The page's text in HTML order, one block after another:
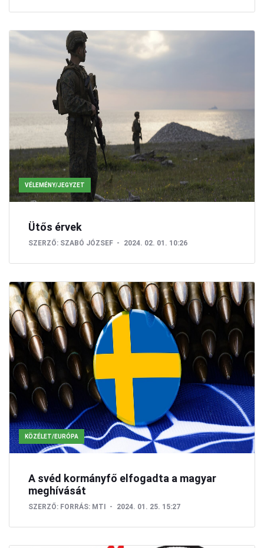
VÉLEMÉNY/JEGYZET
Ütős érvek
SZERZŐ: SZABÓ JÓZSEF 2024. 02. 01. 10:26
KÖZÉLET/EURÓPA
A svéd kormányfő elfogadta a magyar
meghívását
SZERZŐ: FORRÁS: MTI 2024. 01. 25. 15:27